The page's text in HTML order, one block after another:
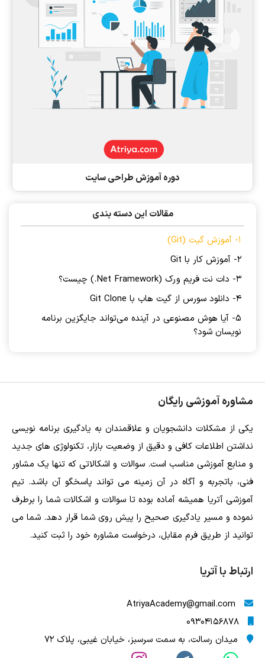
دوره آموزش طراحی سایت
مقالات این دسته بندی
1- آموزش گیت (Git)
2- آموزش کار با Git
3- دات نت فریم ورک (Net Framework.) چیست؟
4- دانلود سورس از گیت هاب با Git Clone
5- آیا هوش مصنوعی در آینده می‌تواند جایگزین برنامه
نویسان شود؟
مشاوره آموزشی رایگان
یکی از مشکلات دانشجویان و علاقمندان به یادگیری برنامه نویسی
نداشتن اطلاعات کافی و دقیق از وضعیت بازار، تکنولوژی های جدید
و منابع آموزشی مناسب است. سوالات و اشکالاتی که تنها یک مشاور
فنی، باتجربه و آگاه در آن زمینه می تواند پاسخگو آن باشد. تیم
آموزشی آتریا همیشه آماده بوده تا سوالات و اشکالات شما را برطرف
نموده و مسیر یادگیری صحیح را پیش روی شما قرار دهد. شما می
توانید از طریق فرم مقابل، درخواست مشاوره خود را ثبت کنید.
ارتباط با آتریا
AtriyaAcademy@gmail.com
09304156878
میدان رسالت، به سمت سرسبز، خیابان غیبی، پلاک 72